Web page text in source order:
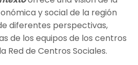
y social de la región
diferentes perspectivas,
de los equipos de los centros
Red de Centros Sociales.